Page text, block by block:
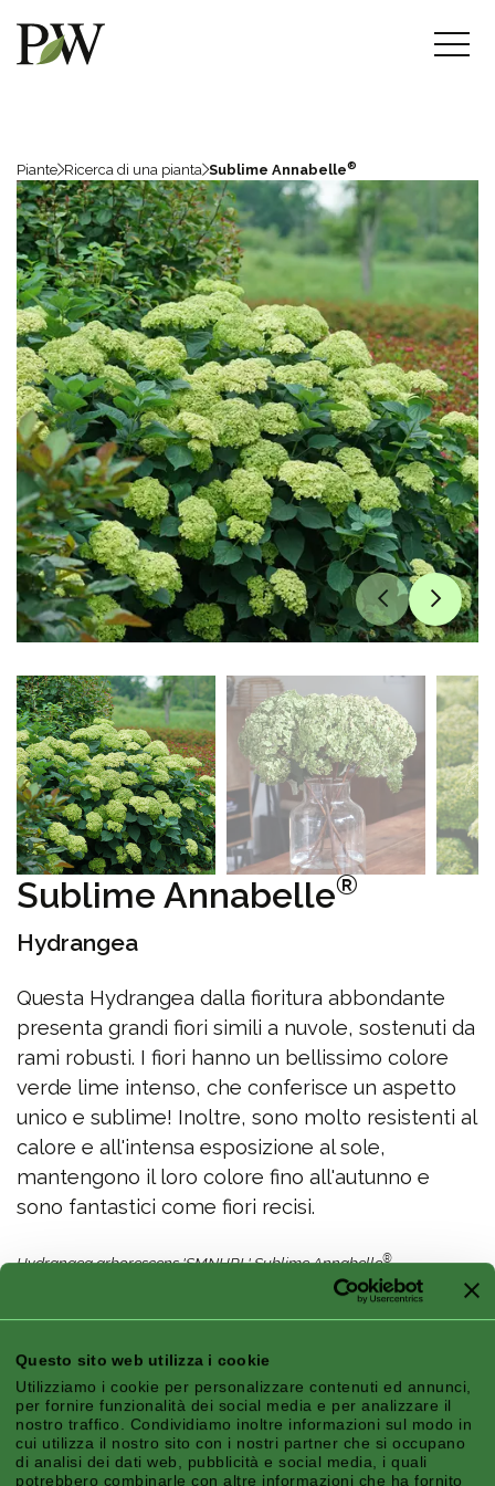
Questo sito web utilizza i cookie
Utilizziamo i cookie per personalizzare contenuti ed annunci,
per fornire funzionalità dei social media e per analizzare il
nostro traffico. Condividiamo inoltre informazioni sul modo in
cui utilizza il nostro sito con i nostri partner che si occupano
di analisi dei dati web, pubblicità e social media, i quali
potrebbero combinarle con altre informazioni che ha fornito
Piante Ricerca di una pianta Sublime Annabelle®
Sublime Annabelle®
Hydrangea
Questa Hydrangea dalla fioritura abbondante
presenta grandi fiori simili a nuvole, sostenuti da
rami robusti. I fiori hanno un bellissimo colore
verde lime intenso, che conferisce un aspetto
unico e sublime! Inoltre, sono molto resistenti al
calore e all'intensa esposizione al sole,
mantengono il loro colore fino all'autunno e
sono fantastici come fiori recisi.
Hydrangea arborescens 'SMNHRL' Sublime Annabelle®-
Caratteristiche